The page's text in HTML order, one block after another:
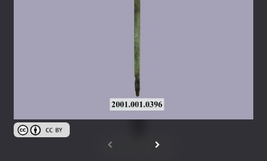
創用CC姓名標示 3.0 台灣及其後版本(CC BY 3.0 TW +)